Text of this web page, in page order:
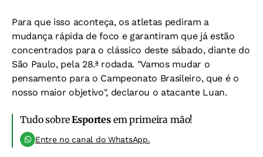
Para que isso aconteça, os atletas pediram a
mudança rápida de foco e garantiram que já estão
concentrados para o clássico deste sábado, diante do
São Paulo, pela 28.ª rodada. "Vamos mudar o
pensamento para o Campeonato Brasileiro, que é o
nosso maior objetivo", declarou o atacante Luan.
Tudo sobreEsportesem primeira mão!
Entre no canal do WhatsApp.